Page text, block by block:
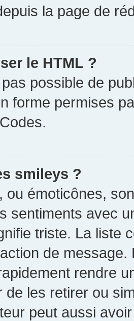
la page de
le HTML ?
pas possible de
forme permises
smileys ?
ou émoticônes,
sentiments avec
triste. La liste
de
rendre
de les retirer ou
peut aussi